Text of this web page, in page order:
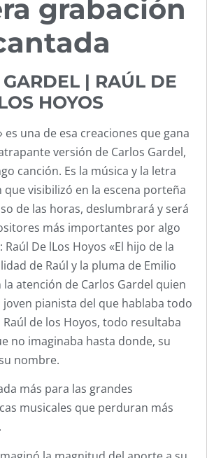
grabación
| RAÚL DE
HOYOS
es una de esa creaciones que gana
versión de Carlos Gardel,
canción. Es la música y la letra
que visibilizó en la escena porteña
de las horas, deslumbrará y será
más importantes por algo
De lLos Hoyos «El hijo de la
de Raúl y la pluma de Emilio
atención de Carlos Gardel quien
pianista del que hablaba todo
de los Hoyos, todo resultaba
no imaginaba hasta donde, su
nombre.
más para las grandes
musicales que perduran más